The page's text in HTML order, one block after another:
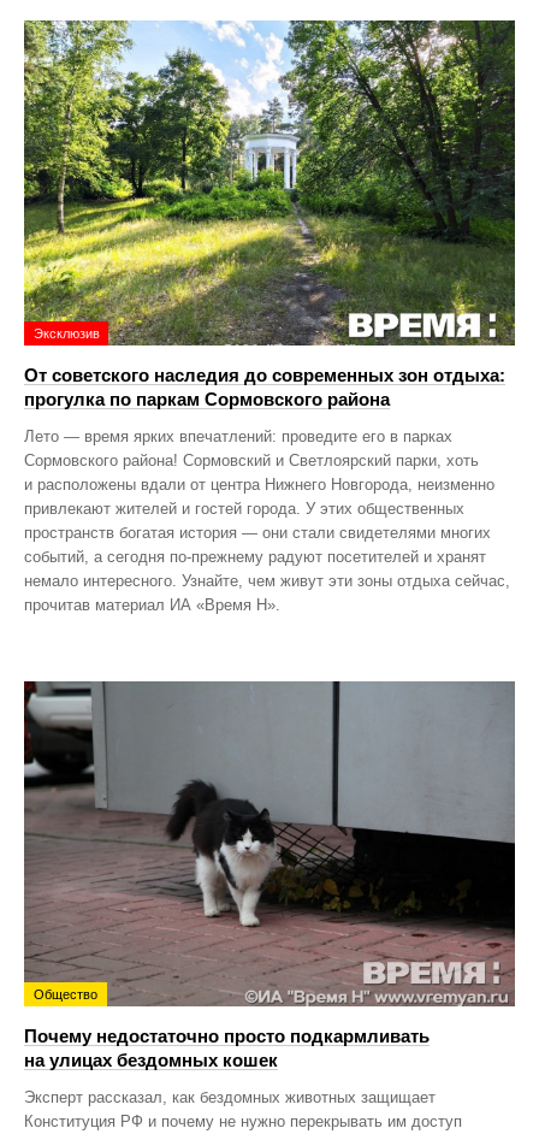
Эксклюзив
От советского наследия до современных зон отдыха:
прогулка по паркам Сормовского района
Лето — время ярких впечатлений: проведите его в парках
Сормовского района! Сормовский и Светлоярский парки, хоть
и расположены вдали от центра Нижнего Новгорода, неизменно
привлекают жителей и гостей города. У этих общественных
пространств богатая история — они стали свидетелями многих
событий, а сегодня по‑прежнему радуют посетителей и хранят
немало интересного. Узнайте, чем живут эти зоны отдыха сейчас,
прочитав материал ИА «Время Н».
Общество
Почему недостаточно просто подкармливать
на улицах бездомных кошек
Эксперт рассказал, как бездомных животных защищает
Конституция РФ и почему не нужно перекрывать им доступ